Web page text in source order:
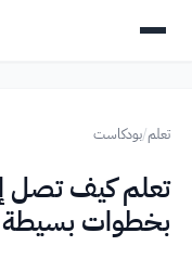
تعلم/بودكاست
تعلم كيف تصل
بخطوات بسيطة